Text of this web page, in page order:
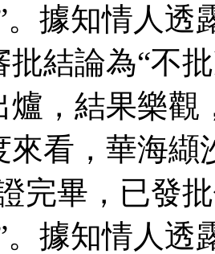
。據知情人透
批結論為“不
爐，結果樂
來看，華海纈
完畢，已發
。據知情人透